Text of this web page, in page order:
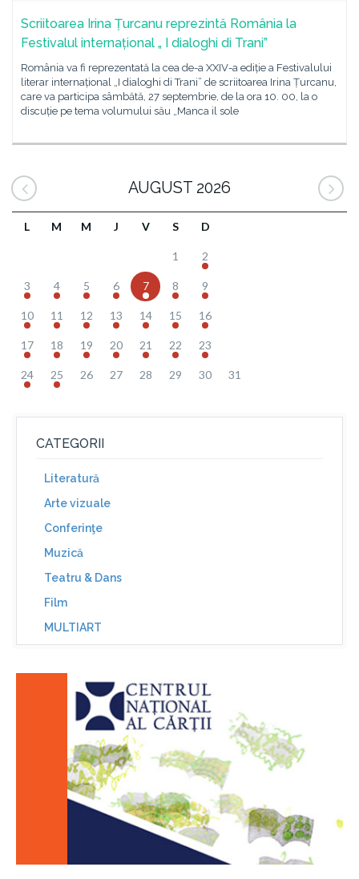
Scriitoarea Irina Țurcanu reprezintă România la
Festivalul internațional „ I dialoghi di Trani”
România va fi reprezentată la cea de-a XXIV-a ediție a Festivalului
literar internațional „I dialoghi di Trani” de scriitoarea Irina Țurcanu,
care va participa sâmbătă, 27 septembrie, de la ora 10. 00, la o
discuție pe tema volumului său „Manca il sole
AUGUST 2026
L M M J V S D
1 2
3 4 5 6 7 8 9
10 11 12 13 14 15 16
17 18 19 20 21 22 23
24 25 26 27 28 29 30 31
CATEGORII
Literatură
Arte vizuale
Conferinţe
Muzică
Teatru & Dans
Film
MULTIART